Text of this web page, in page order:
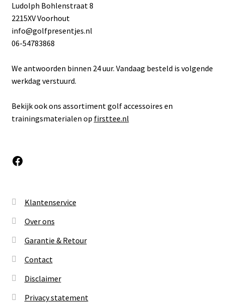
Ludolph Bohlenstraat 8
2215XV Voorhout
info@golfpresentjes.nl
06-54783868
We antwoorden binnen 24 uur. Vandaag besteld is volgende
werkdag verstuurd.
Bekijk ook ons assortiment golf accessoires en
trainingsmaterialen op firsttee.nl
Facebook
Klantenservice
Over ons
Garantie & Retour
Contact
Disclaimer
Privacy statement